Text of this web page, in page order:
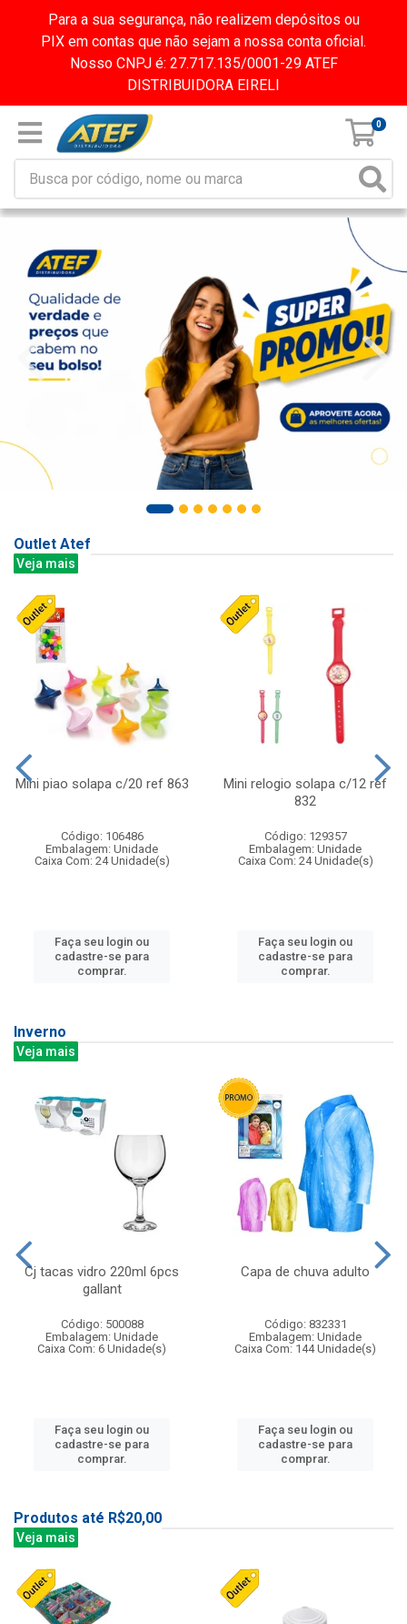
Para a sua segurança, não realizem depósitos ou
PIX em contas que não sejam a nossa conta oficial.
Nosso CNPJ é: 27.717.135/0001-29 ATEF
DISTRIBUIDORA EIRELI
0
Outlet Atef
Veja mais
Mini piao solapa c/20 ref 863
Código: 106486
Embalagem: Unidade
Caixa Com: 24 Unidade(s)
Faça seu login ou
cadastre-se para
comprar.
Mini relogio solapa c/12 ref
832
Código: 129357
Embalagem: Unidade
Caixa Com: 24 Unidade(s)
Faça seu login ou
cadastre-se para
comprar.
Inverno
Veja mais
Cj tacas vidro 220ml 6pcs
gallant
Código: 500088
Embalagem: Unidade
Caixa Com: 6 Unidade(s)
Faça seu login ou
cadastre-se para
comprar.
Capa de chuva adulto
Código: 832331
Embalagem: Unidade
Caixa Com: 144 Unidade(s)
Faça seu login ou
cadastre-se para
comprar.
Produtos até R$20,00
Veja mais